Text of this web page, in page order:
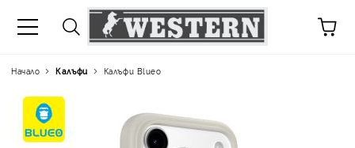
Начало Калъфи Калъфи Blueo